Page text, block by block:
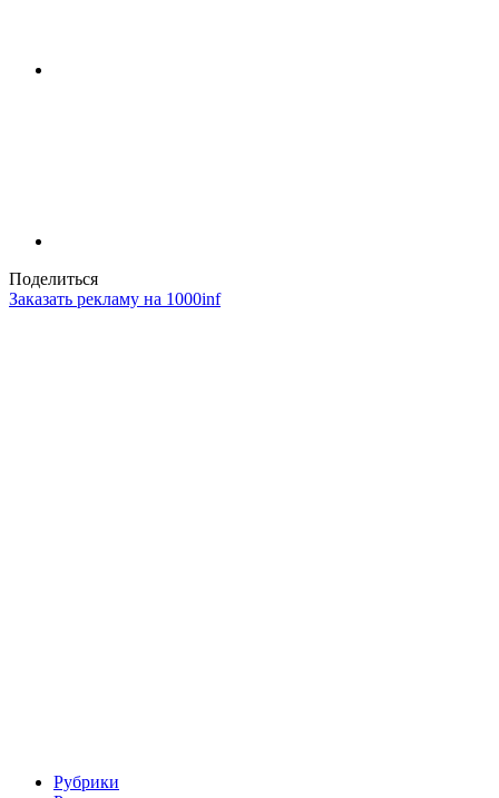
Поделиться
Заказать рекламу на 1000inf
Рубрики